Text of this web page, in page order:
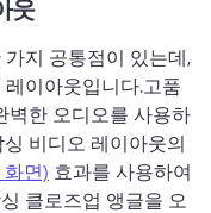
웃
지 공통점이 있는데,
이아웃입니다.고품
벽한 오디오를 사용하
싱 비디오 레이아웃의
화면) 효과를 사용하여
클로즈업 앵글을 오